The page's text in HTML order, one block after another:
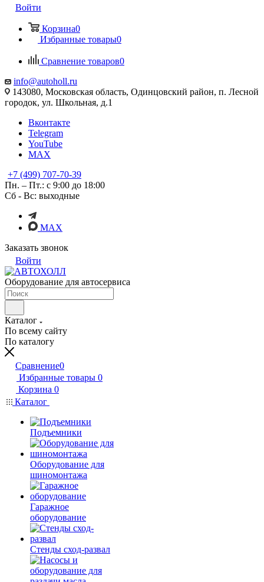
Войти
Корзина0
Избранные товары0
Сравнение товаров0
info@autoholl.ru
143080, Московская область, Одинцовский район, п. Лесной
городок, ул. Школьная, д.1
Вконтакте
Telegram
YouTube
MAX
+7 (499) 707-70-39
Пн. – Пт.: с 9:00 до 18:00
Сб - Вс: выходные
MAX
Заказать звонок
Войти
Оборудование для автосервиса
Каталог
По всему сайту
По каталогу
Сравнение0
Избранные товары 0
Корзина 0
Каталог
Подъемники
Оборудование для
шиномонтажа
Гаражное
оборудование
Стенды сход-развал